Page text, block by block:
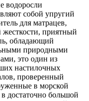
водоросли
собой упругий
для матрацев,
жесткости, приятный
обладающий
природными
это один из
настилочных
проверенный
в морской
достаточно большой